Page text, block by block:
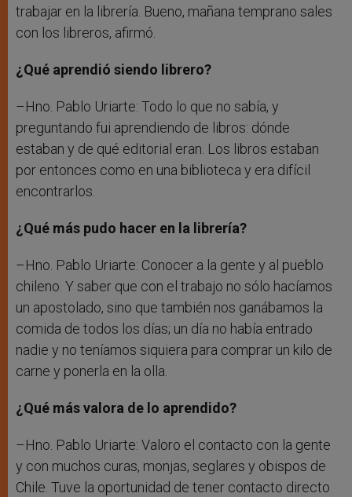
trabajar en la librería. Bueno, mañana temprano sales
con los libreros, afirmó.
¿Qué aprendió siendo librero?
–Hno. Pablo Uriarte: Todo lo que no sabía, y
preguntando fui aprendiendo de libros: dónde
estaban y de qué editorial eran. Los libros estaban
por entonces como en una biblioteca y era difícil
encontrarlos.
¿Qué más pudo hacer en la librería?
–Hno. Pablo Uriarte: Conocer a la gente y al pueblo
chileno. Y saber que con el trabajo no sólo hacíamos
un apostolado, sino que también nos ganábamos la
comida de todos los días; un día no había entrado
nadie y no teníamos siquiera para comprar un kilo de
carne y ponerla en la olla.
¿Qué más valora de lo aprendido?
–Hno. Pablo Uriarte: Valoro el contacto con la gente
y con muchos curas, monjas, seglares y obispos de
Chile. Tuve la oportunidad de tener contacto directo